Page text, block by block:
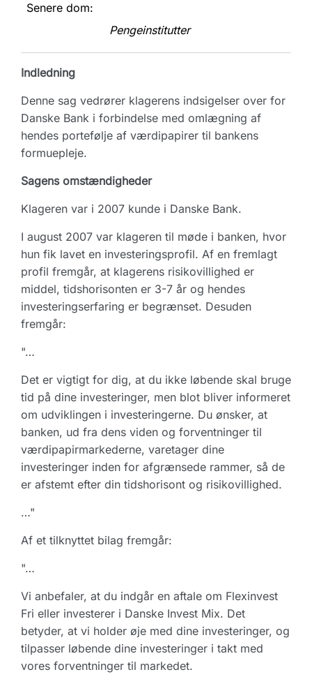
Senere dom:
Pengeinstitutter
Indledning
Denne sag vedrører klagerens indsigelser over for
Danske Bank i forbindelse med omlægning af
hendes portefølje af værdipapirer til bankens
formuepleje.
Sagens omstændigheder
Klageren var i 2007 kunde i Danske Bank.
I august 2007 var klageren til møde i banken, hvor
hun fik lavet en investeringsprofil. Af en fremlagt
profil fremgår, at klagerens risikovillighed er
middel, tidshorisonten er 3-7 år og hendes
investeringserfaring er begrænset. Desuden
fremgår:
"…
Det er vigtigt for dig, at du ikke løbende skal bruge
tid på dine investeringer, men blot bliver informeret
om udviklingen i investeringerne. Du ønsker, at
banken, ud fra dens viden og forventninger til
værdipapirmarkederne, varetager dine
investeringer inden for afgrænsede rammer, så de
er afstemt efter din tidshorisont og risikovillighed.
…"
Af et tilknyttet bilag fremgår:
"…
Vi anbefaler, at du indgår en aftale om Flexinvest
Fri eller investerer i Danske Invest Mix. Det
betyder, at vi holder øje med dine investeringer, og
tilpasser løbende dine investeringer i takt med
vores forventninger til markedet.